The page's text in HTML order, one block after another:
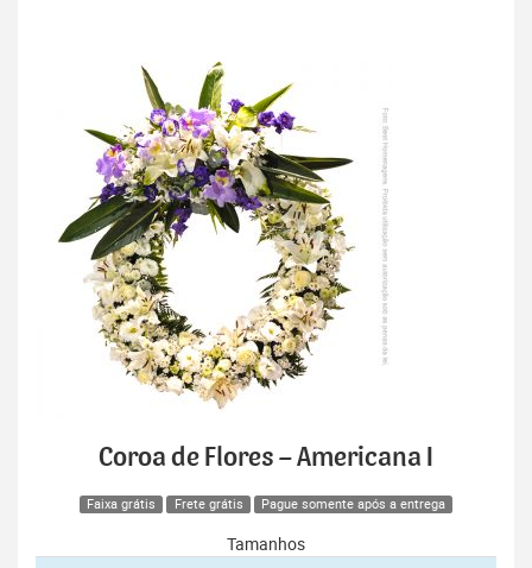
Coroa de Flores – Americana I
Faixa grátis Frete grátis Pague somente após a entrega
Tamanhos